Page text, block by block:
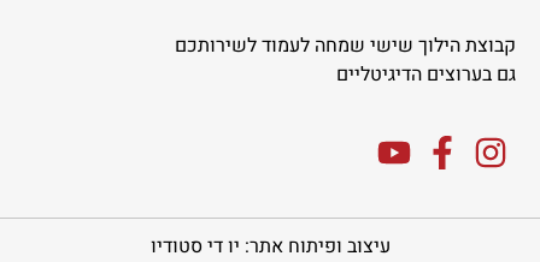
קבוצת הילוך שישי שמחה לעמוד לשירותכם
גם בערוצים הדיגיטליים
עיצוב ופיתוח אתר: יו די סטודיו